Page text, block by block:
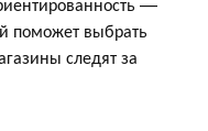
поможет выбрать
следят за